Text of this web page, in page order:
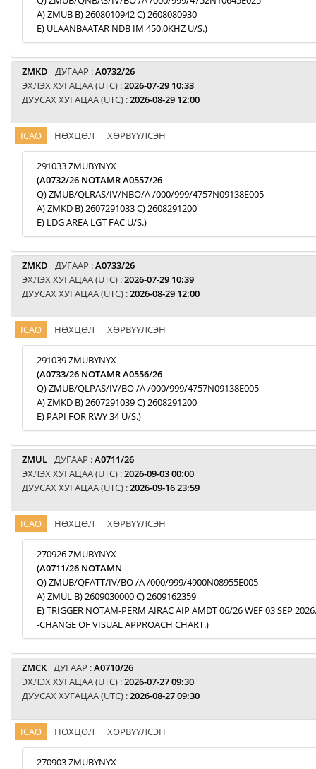
A) ZMUB B) 2608010942 C) 2608080930
E) ULAANBAATAR NDB IM 450.0KHZ U/S.)
ZMKD ДУГААР :A0732/26
ЭХЛЭХ ХУГАЦАА (UTC) :2026-07-29 10:33
ДУУСАХ ХУГАЦАА (UTC) :2026-08-29 12:00
ICAO НӨХЦӨЛ ХӨРВҮҮЛСЭН
291033 ZMUBYNYX
(A0732/26 NOTAMR A0557/26
Q) ZMUB/QLRAS/IV/NBO/A /000/999/4757N09138E005
A) ZMKD B) 2607291033 C) 2608291200
E) LDG AREA LGT FAC U/S.)
ZMKD ДУГААР :A0733/26
ЭХЛЭХ ХУГАЦАА (UTC) :2026-07-29 10:39
ДУУСАХ ХУГАЦАА (UTC) :2026-08-29 12:00
ICAO НӨХЦӨЛ ХӨРВҮҮЛСЭН
291039 ZMUBYNYX
(A0733/26 NOTAMR A0556/26
Q) ZMUB/QLPAS/IV/BO /A /000/999/4757N09138E005
A) ZMKD B) 2607291039 C) 2608291200
E) PAPI FOR RWY 34 U/S.)
ZMUL ДУГААР :A0711/26
ЭХЛЭХ ХУГАЦАА (UTC) :2026-09-03 00:00
ДУУСАХ ХУГАЦАА (UTC) :2026-09-16 23:59
ICAO НӨХЦӨЛ ХӨРВҮҮЛСЭН
270926 ZMUBYNYX
(A0711/26 NOTAMN
Q) ZMUB/QFATT/IV/BO /A /000/999/4900N08955E005
A) ZMUL B) 2609030000 C) 2609162359
E) TRIGGER NOTAM-PERM AIRAC AIP AMDT 06/26 WEF 03 SEP 2026.
-CHANGE OF VISUAL APPROACH CHART.)
ZMCK ДУГААР :A0710/26
ЭХЛЭХ ХУГАЦАА (UTC) :2026-07-27 09:30
ДУУСАХ ХУГАЦАА (UTC) :2026-08-27 09:30
ICAO НӨХЦӨЛ ХӨРВҮҮЛСЭН
270903 ZMUBYNYX